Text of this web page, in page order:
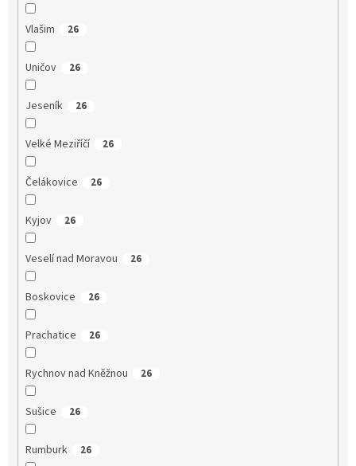
Vlašim 26
Uničov 26
Jeseník 26
Velké Meziříčí 26
Čelákovice 26
Kyjov 26
Veselí nad Moravou 26
Boskovice 26
Prachatice 26
Rychnov nad Kněžnou 26
Sušice 26
Rumburk 26